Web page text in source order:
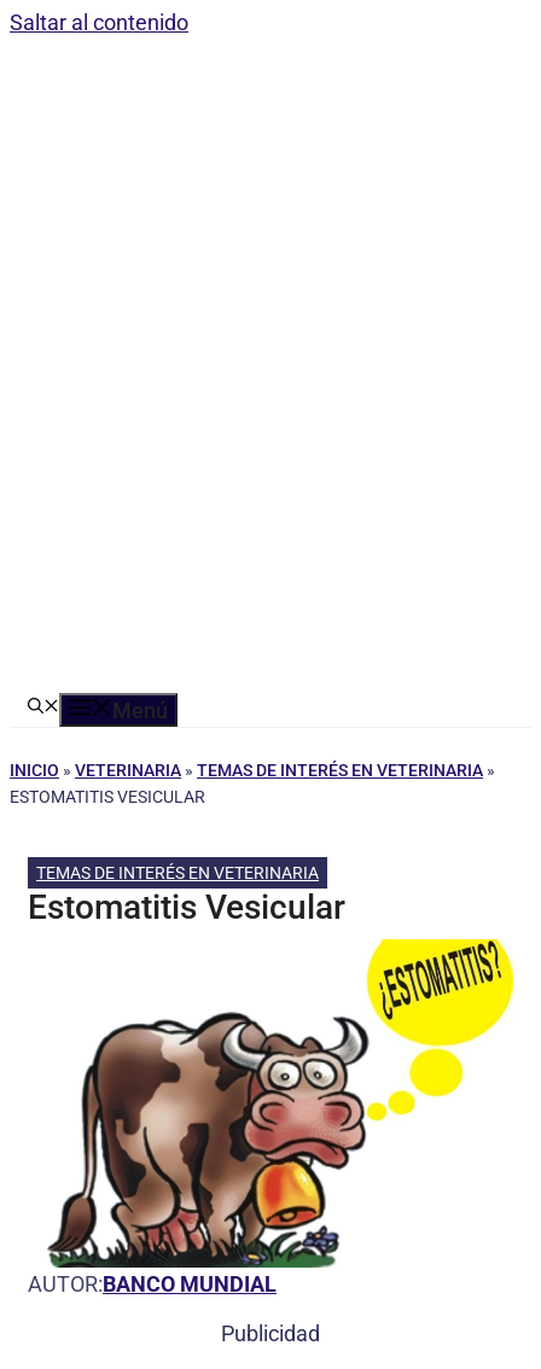
Saltar al contenido
Menú
INICIO » VETERINARIA » TEMAS DE INTERÉS EN VETERINARIA »
ESTOMATITIS VESICULAR
TEMAS DE INTERÉS EN VETERINARIA
Estomatitis Vesicular
AUTOR:BANCO MUNDIAL
Publicidad